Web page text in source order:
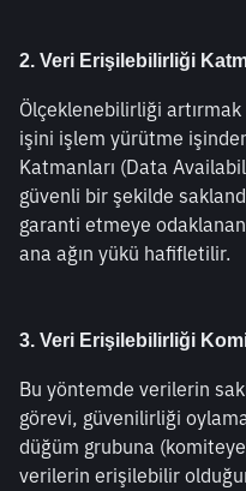
2. Veri Erişilebilirliği
Ölçeklenebilirliği
işini işlem yürütme
Katmanları (Data
güvenli bir şekilde
garanti etmeye
ana ağın yükü hafifletilir.
3. Veri Erişilebilirliği
Bu yöntemde verilerin
görevi, güvenilirliği
düğüm grubuna
verilerin erişilebilir